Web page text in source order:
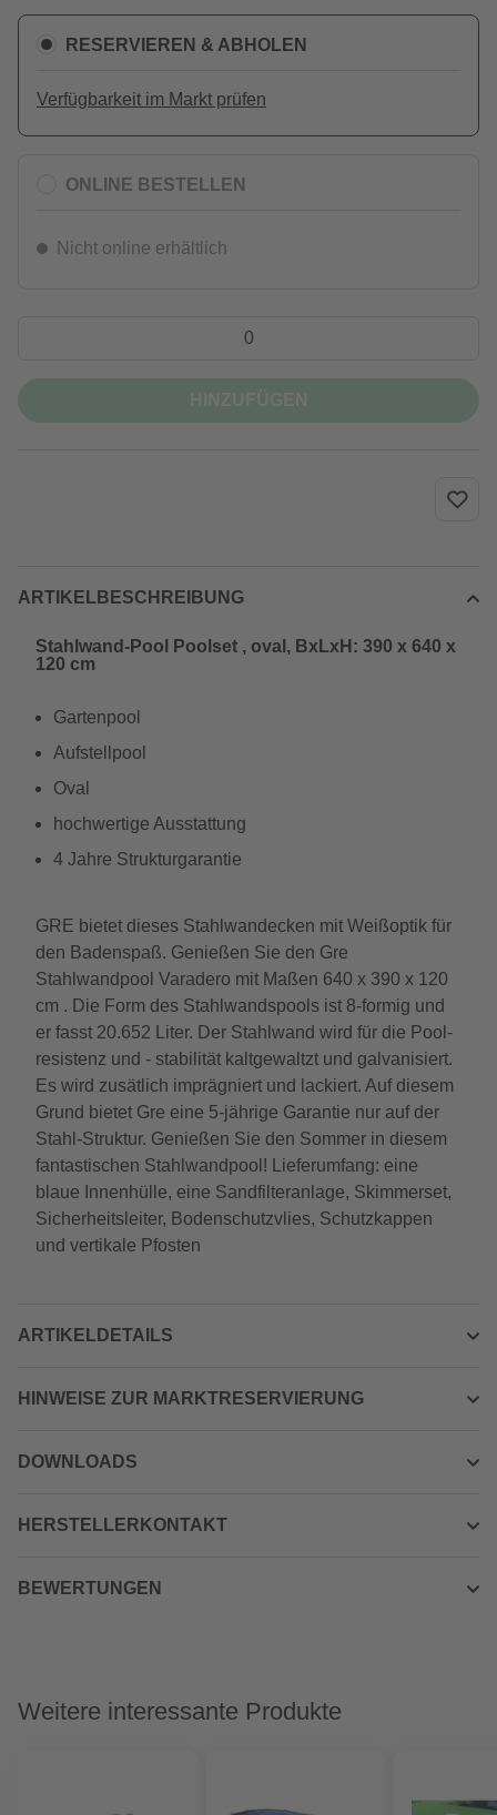
RESERVIEREN & ABHOLEN
Verfügbarkeit im Markt prüfen
ONLINE BESTELLEN
Nicht online erhältlich
ARTIKELBESCHREIBUNG
Stahlwand-Pool Poolset , oval, BxLxH: 390 x 640 x
120 cm
Gartenpool
Aufstellpool
Oval
hochwertige Ausstattung
4 Jahre Strukturgarantie
GRE bietet dieses Stahlwandecken mit Weißoptik für
den Badenspaß. Genießen Sie den Gre
Stahlwandpool Varadero mit Maßen 640 x 390 x 120
cm . Die Form des Stahlwandspools ist 8-formig und
er fasst 20.652 Liter. Der Stahlwand wird für die Pool-
resistenz und - stabilität kaltgewaltzt und galvanisiert.
Es wird zusätlich imprägniert und lackiert. Auf diesem
Grund bietet Gre eine 5-jährige Garantie nur auf der
Stahl-Struktur. Genießen Sie den Sommer in diesem
fantastischen Stahlwandpool! Lieferumfang: eine
blaue Innenhülle, eine Sandfilteranlage, Skimmerset,
Sicherheitsleiter, Bodenschutzvlies, Schutzkappen
und vertikale Pfosten
ARTIKELDETAILS
HINWEISE ZUR MARKTRESERVIERUNG
DOWNLOADS
HERSTELLERKONTAKT
BEWERTUNGEN
Weitere interessante Produkte